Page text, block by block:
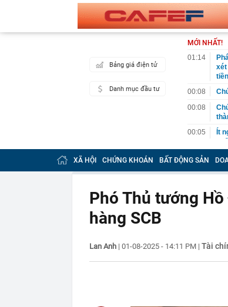
Bảng giá điện tử
Danh mục đầu tư
MỚI NHẤT!
01:14
xét
00:08
00:08
00:05
Ít
00:05
56
XÃ HỘI CHỨNG KHOÁN BẤT ĐỘNG SẢN
Phó Thủ tướng
hàng SCB
Lan Anh | 01-08-2025 - 14:11 PM | Tài